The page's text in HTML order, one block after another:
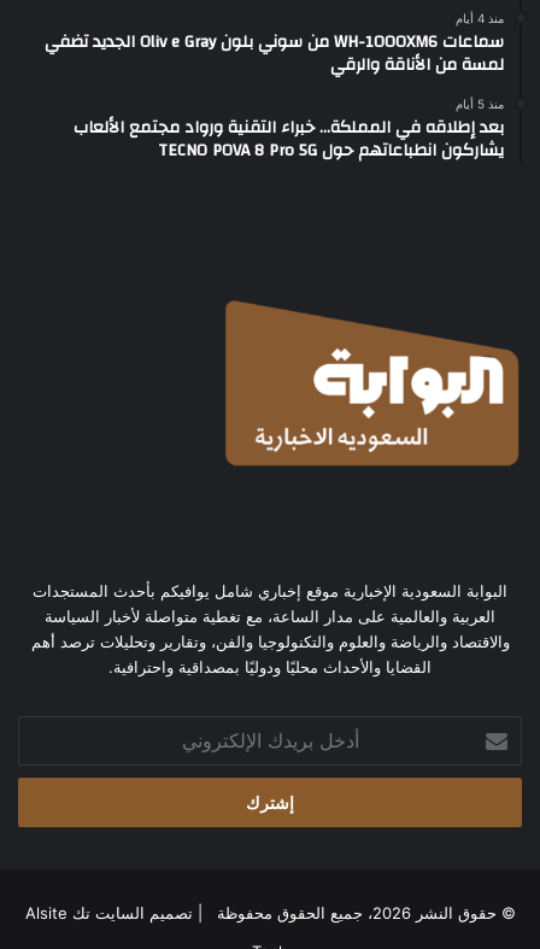
منذ 4 أيام
سماعات WH-1000XM6 من سوني بلون Oliv e Gray الجديد تضفي
لمسة من الأناقة والرقي
منذ 5 أيام
بعد إطلاقه في المملكة… خبراء التقنية ورواد مجتمع الألعاب
يشاركون انطباعاتهم حول TECNO POVA 8 Pro 5G
البوابة السعودية الإخبارية موقع إخباري شامل يوافيكم بأحدث المستجدات
العربية والعالمية على مدار الساعة، مع تغطية متواصلة لأخبار السياسة
والاقتصاد والرياضة والعلوم والتكنولوجيا والفن، وتقارير وتحليلات ترصد أهم
القضايا والأحداث محليًا ودوليًا بمصداقية واحترافية.
بريدك
الإلكتروني
© حقوق النشر 2026، جميع الحقوق محفوظة | تصميم
السايت تك Alsite